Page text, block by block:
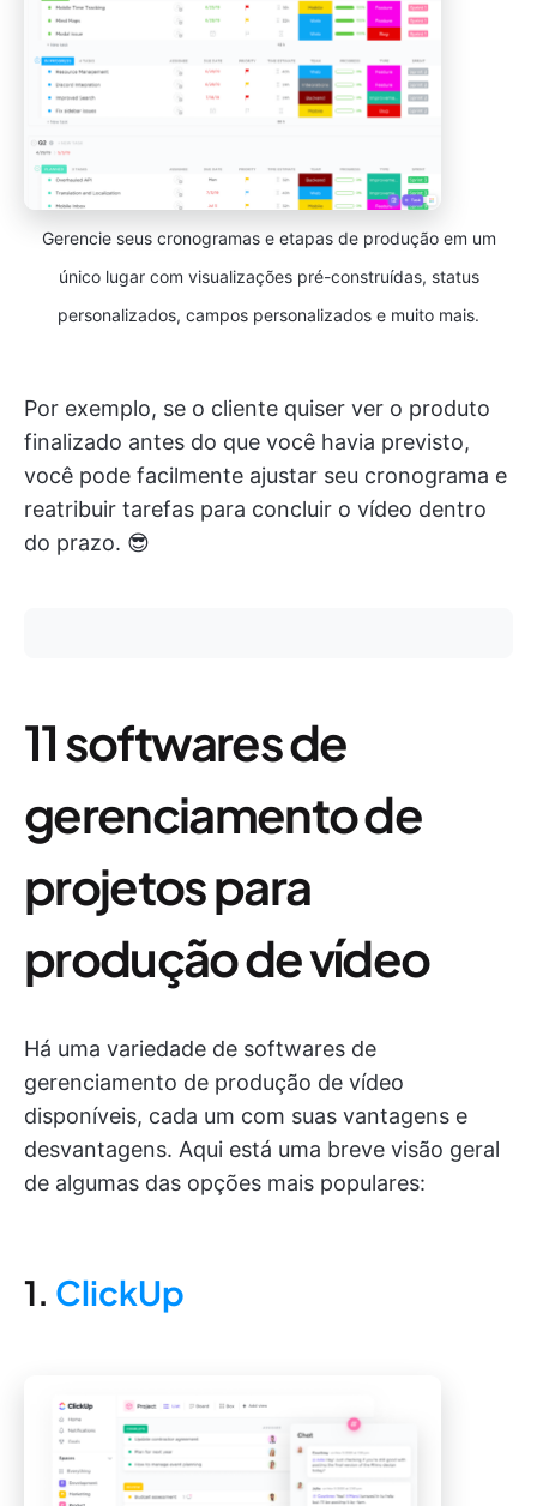
Gerencie seus cronogramas e etapas de produção em um
único lugar com visualizações pré-construídas, status
personalizados, campos personalizados e muito mais.
Por exemplo, se o cliente quiser ver o produto
finalizado antes do que você havia previsto,
você pode facilmente ajustar seu cronograma e
reatribuir tarefas para concluir o vídeo dentro
do prazo. 😎
11 softwares de
gerenciamento de
projetos para
produção de vídeo
Há uma variedade de softwares de
gerenciamento de produção de vídeo
disponíveis, cada um com suas vantagens e
desvantagens. Aqui está uma breve visão geral
de algumas das opções mais populares:
1. ClickUp